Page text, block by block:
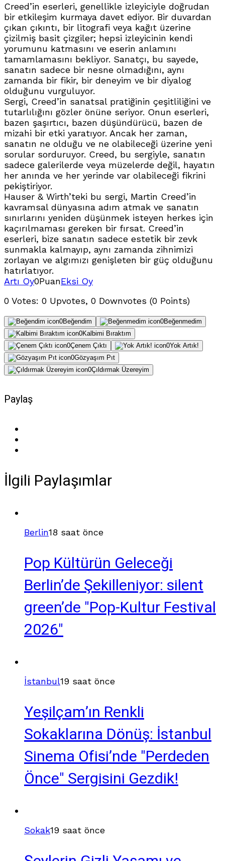
Creed’in eserleri, genellikle izleyiciyle doğrudan
bir etkileşim kurmaya davet ediyor. Bir duvardan
çıkan çıkıntı, bir litografi veya kağıt üzerine
çizilmiş basit çizgiler; hepsi izleyicinin kendi
yorumunu katmasını ve eserin anlamını
tamamlamasını bekliyor. Sanatçı, bu sayede,
sanatın sadece bir nesne olmadığını, aynı
zamanda bir fikir, bir deneyim ve bir diyalog
olduğunu vurguluyor.
Sergi, Creed’in sanatsal pratiğinin çeşitliliğini ve
tutarlılığını gözler önüne seriyor. Onun eserleri,
bazen şaşırtıcı, bazen düşündürücü, bazen de
mizahi bir etki yaratıyor. Ancak her zaman,
sanatın ne olduğu ve ne olabileceği üzerine yeni
sorular sorduruyor. Creed, bu sergiyle, sanatın
sadece galerilerde veya müzelerde değil, hayatın
her anında ve her yerinde var olabileceği fikrini
pekiştiriyor.
Hauser & Wirth’teki bu sergi, Martin Creed’in
kavramsal dünyasına adım atmak ve sanatın
sınırlarını yeniden düşünmek isteyen herkes için
kaçırılmaması gereken bir fırsat. Creed’in
eserleri, bize sanatın sadece estetik bir zevk
sunmakla kalmayıp, aynı zamanda zihnimizi
zorlayan ve algımızı genişleten bir güç olduğunu
hatırlatıyor.
Artı Oy0PuanEksi Oy
0 Votes: 0 Upvotes, 0 Downvotes (0 Points)
0Beğendim 0Beğenmedim
0Kalbimi Bıraktım
0Çenem Çıktı 0Yok Artık!
0Gözyaşım Pıt
0Çıldırmak Üzereyim
Paylaş
İlgili Paylaşımlar
Berlin18 saat önce
Pop Kültürün Geleceği
Berlin’de Şekilleniyor: silent
green’de "Pop-Kultur Festival
2026"
İstanbul19 saat önce
Yeşilçam’ın Renkli
Sokaklarına Dönüş: İstanbul
Sinema Ofisi’nde "Perdeden
Önce" Sergisini Gezdik!
Sokak19 saat önce